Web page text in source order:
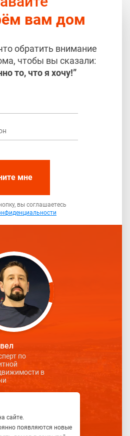
вам дом
обратить внимание
чтобы вы сказали:
то, что я хочу!”
мне
вы соглашаетесь
по
в
сайте.
появляются новые